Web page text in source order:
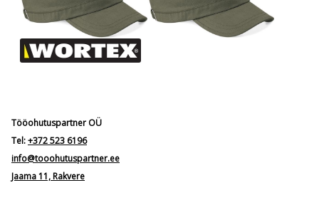
Tööohutuspartner OÜ
Tel:+372 523 6196
info@tooohutuspartner.ee
Jaama 11, Rakvere